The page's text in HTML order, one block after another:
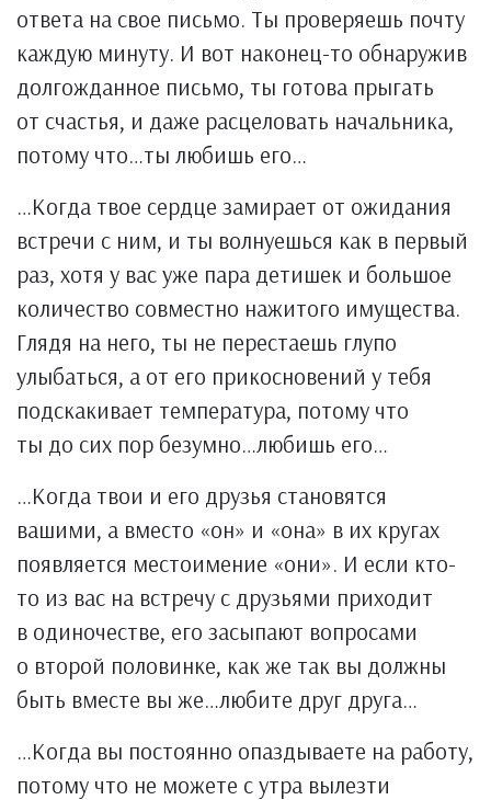
ответа на свое письмо. Ты проверяешь почту
каждую минуту. И вот наконец-то обнаружив
долгожданное письмо, ты готова прыгать
от счастья, и даже расцеловать начальника,
потому что…ты любишь его…
…Когда твое сердце замирает от ожидания
встречи с ним, и ты волнуешься как в первый
раз, хотя у вас уже пара детишек и большое
количество совместно нажитого имущества.
Глядя на него, ты не перестаешь глупо
улыбаться, а от его прикосновений у тебя
подскакивает температура, потому что
ты до сих пор безумно…любишь его…
…Когда твои и его друзья становятся
вашими, а вместо «он» и «она» в их кругах
появляется местоимение «они». И если кто-
то из вас на встречу с друзьями приходит
в одиночестве, его засыпают вопросами
о второй половинке, как же так вы должны
быть вместе вы же…любите друг друга…
…Когда вы постоянно опаздываете на работу,
потому что не можете с утра вылезти